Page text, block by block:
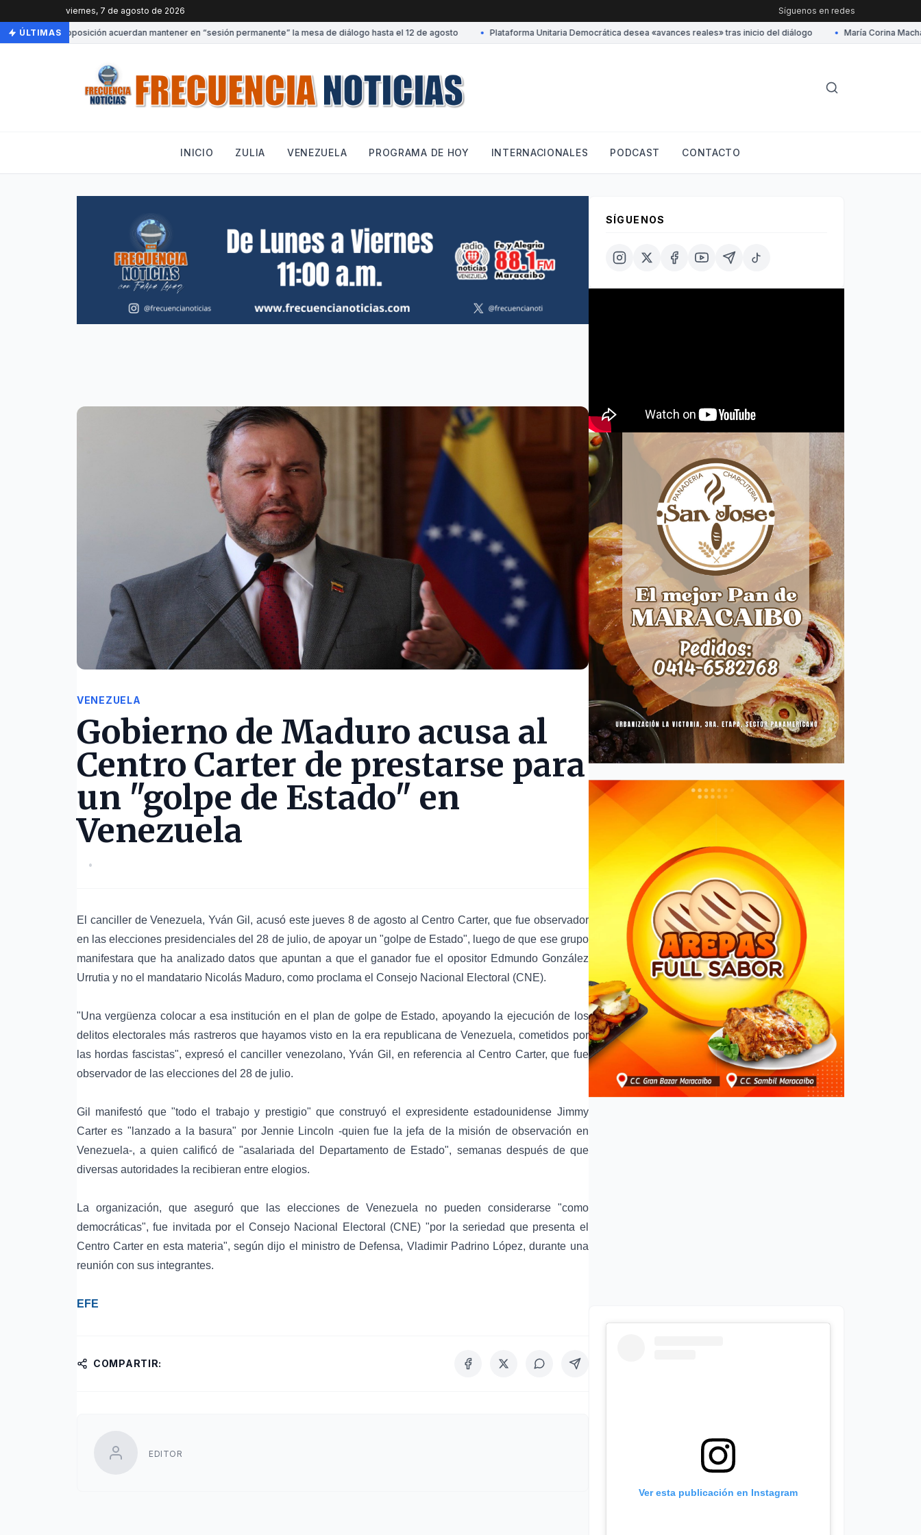
viernes, 7 de agosto de 2026 Síguenos en redes
ÚLTIMAS
Gobierno y oposición acuerdan mantener en “sesión permanente” la mesa de diálogo hasta el 12 de agosto Plataforma Unitaria Democrática desea «avances reales» tras inicio del diálogo María Corina
INICIO ZULIA VENEZUELA PROGRAMA DE HOY INTERNACIONALES PODCAST CONTACTO
VENEZUELA
Gobierno de Maduro acusa al
Centro Carter de prestarse para
un "golpe de Estado" en
Venezuela
•
El canciller de Venezuela, Yván Gil, acusó este jueves 8 de agosto al Centro Carter, que fue observador
en las elecciones presidenciales del 28 de julio, de apoyar un "golpe de Estado", luego de que ese grupo
manifestara que ha analizado datos que apuntan a que el ganador fue el opositor Edmundo González
Urrutia y no el mandatario Nicolás Maduro, como proclama el Consejo Nacional Electoral (CNE).
"Una vergüenza colocar a esa institución en el plan de golpe de Estado, apoyando la ejecución de los
delitos electorales más rastreros que hayamos visto en la era republicana de Venezuela, cometidos por
las hordas fascistas", expresó el canciller venezolano, Yván Gil, en referencia al Centro Carter, que fue
observador de las elecciones del 28 de julio.
Gil manifestó que "todo el trabajo y prestigio" que construyó el expresidente estadounidense Jimmy
Carter es "lanzado a la basura" por Jennie Lincoln -quien fue la jefa de la misión de observación en
Venezuela-, a quien calificó de "asalariada del Departamento de Estado", semanas después de que
diversas autoridades la recibieran entre elogios.
La organización, que aseguró que las elecciones de Venezuela no pueden considerarse "como
democráticas", fue invitada por el Consejo Nacional Electoral (CNE) "por la seriedad que presenta el
Centro Carter en esta materia", según dijo el ministro de Defensa, Vladimir Padrino López, durante una
reunión con sus integrantes.
EFE
COMPARTIR:
EDITOR
SÍGUENOS
Ver esta publicación en Instagram